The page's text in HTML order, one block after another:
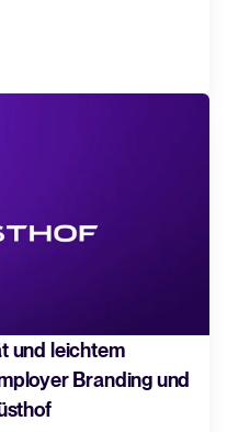
und leichtem
Branding und